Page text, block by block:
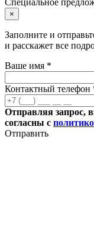
Специальное
×
Заполните и
и расскажет все
Ваше имя *
Контактный телефон
Отправляя запрос,
согласны с
Отправить